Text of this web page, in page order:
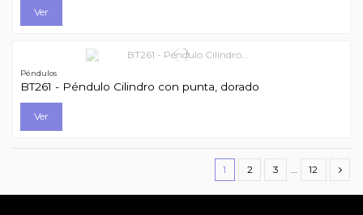
Ver
Péndulos
BT261 - Péndulo Cilindro con punta, dorado
Ver
1 2 3 … 12